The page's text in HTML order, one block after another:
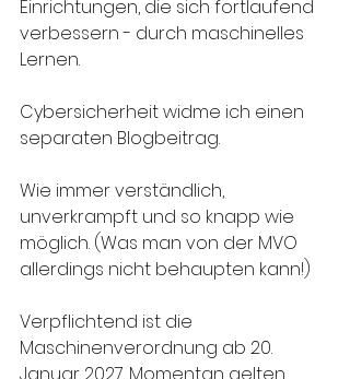
Einrichtungen, die sich fortlaufend
verbessern - durch maschinelles
Lernen.
Cybersicherheit widme ich einen
separaten Blogbeitrag.
Wie immer verständlich,
unverkrampft und so knapp wie
möglich. (Was man von der MVO
allerdings nicht behaupten kann!)
Verpflichtend ist die
Maschinenverordnung ab 20.